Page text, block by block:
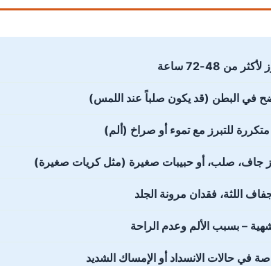
من 48-72 ساعة
في البطن (قد يكون صلباً عند اللمس)
للتبرز مع تموء أو صراخ (ألم)
اللثة، فقدان مرونة الجلد
– بسبب الألم وعدم الراحة
في حالات الانسداد أو الإمساك الشديد